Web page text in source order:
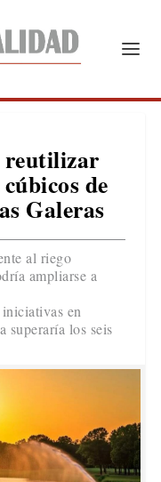
reutilizar
de
Galeras
al riego
ampliarse a
en
superaría los seis